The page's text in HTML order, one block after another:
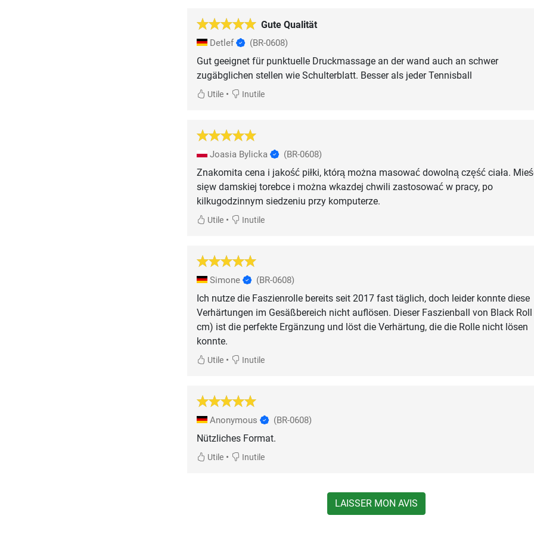
Gute Qualität
Detlef (BR-0608)
Gut geeignet für punktuelle Druckmassage an der wand auch an schwer
zugäbglichen stellen wie Schulterblatt. Besser als jeder Tennisball
Utile• Inutile
Joasia Bylicka (BR-0608)
Znakomita cena i jakość piłki, którą można masować dowolną część ciała.
sięw damskiej torebce i można wkazdej chwili zastosować w pracy, po
kilkugodzinnym siedzeniu przy komputerze.
Utile• Inutile
Simone (BR-0608)
Ich nutze die Faszienrolle bereits seit 2017 fast täglich, doch leider konnte diese
Verhärtungen im Gesäßbereich nicht auflösen. Dieser Faszienball von Black
cm) ist die perfekte Ergänzung und löst die Verhärtung, die die Rolle nicht lösen
konnte.
Utile• Inutile
Anonymous (BR-0608)
Nützliches Format.
Utile• Inutile
LAISSER MON AVIS